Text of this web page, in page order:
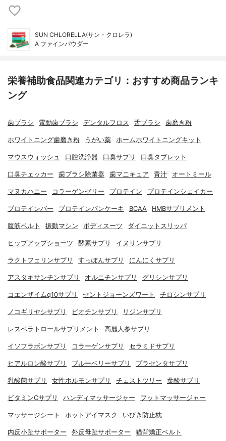
SUN CHLORELLA(サン・クロレラ)
A ファインパウダー
栄養補助食品関連カテゴリ：おすすめ商品ランキ
ング
歯ブラシ 電動歯ブラシ デンタルフロス 舌ブラシ 歯磨き粉
ホワイトニング歯磨き粉 うがい薬 ホームホワイトニングキット
マウスウォッシュ 口腔洗浄器 口臭サプリ 口臭タブレット
口臭チェッカー 歯ブラシ除菌器 歯マニキュア 青汁 オートミール
マヌカハニー コラーゲンゼリー プロテイン プロテインシェイカー
プロテインバー プロテインパンケーキ BCAA HMBサプリメント
腹筋ベルト 振動マシン ボディスーツ ダイエットスリッパ
ヒップアップショーツ 酵素サプリ イヌリンサプリ
ラクトフェリンサプリ すっぽんサプリ にんにくサプリ
アスタキサンチンサプリ オルニチンサプリ グリシンサプリ
コエンザイムq10サプリ セントジョーンズワート チロシンサプリ
ノコギリヤシサプリ ビオチンサプリ リジンサプリ
レスベラトロールサプリメント 高麗人参サプリ
イソフラボンサプリ コラーゲンサプリ セラミドサプリ
ヒアルロン酸サプリ ブルーベリーサプリ プラセンタサプリ
乳酸菌サプリ 女性ホルモンサプリ チェストツリー 葉酸サプリ
ビタミンCサプリ ハンディマッサージャー フットマッサージャー
マッサージシート ホットアイマスク いびき防止枕
内反小趾サポーター 外反母趾サポーター 猫背矯正ベルト